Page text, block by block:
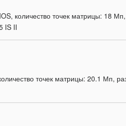
количество точек матрицы: 18
IS II
точек матрицы: 20.1 Мп,